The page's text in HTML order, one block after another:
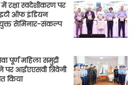
में रक्षा स्वदेशीकरण पर
ऑफ इंडियन
सेमिनार-संकल्प
पूर्ण महिला समुद्री
पर आईएएसवी त्रिवेनी
किया